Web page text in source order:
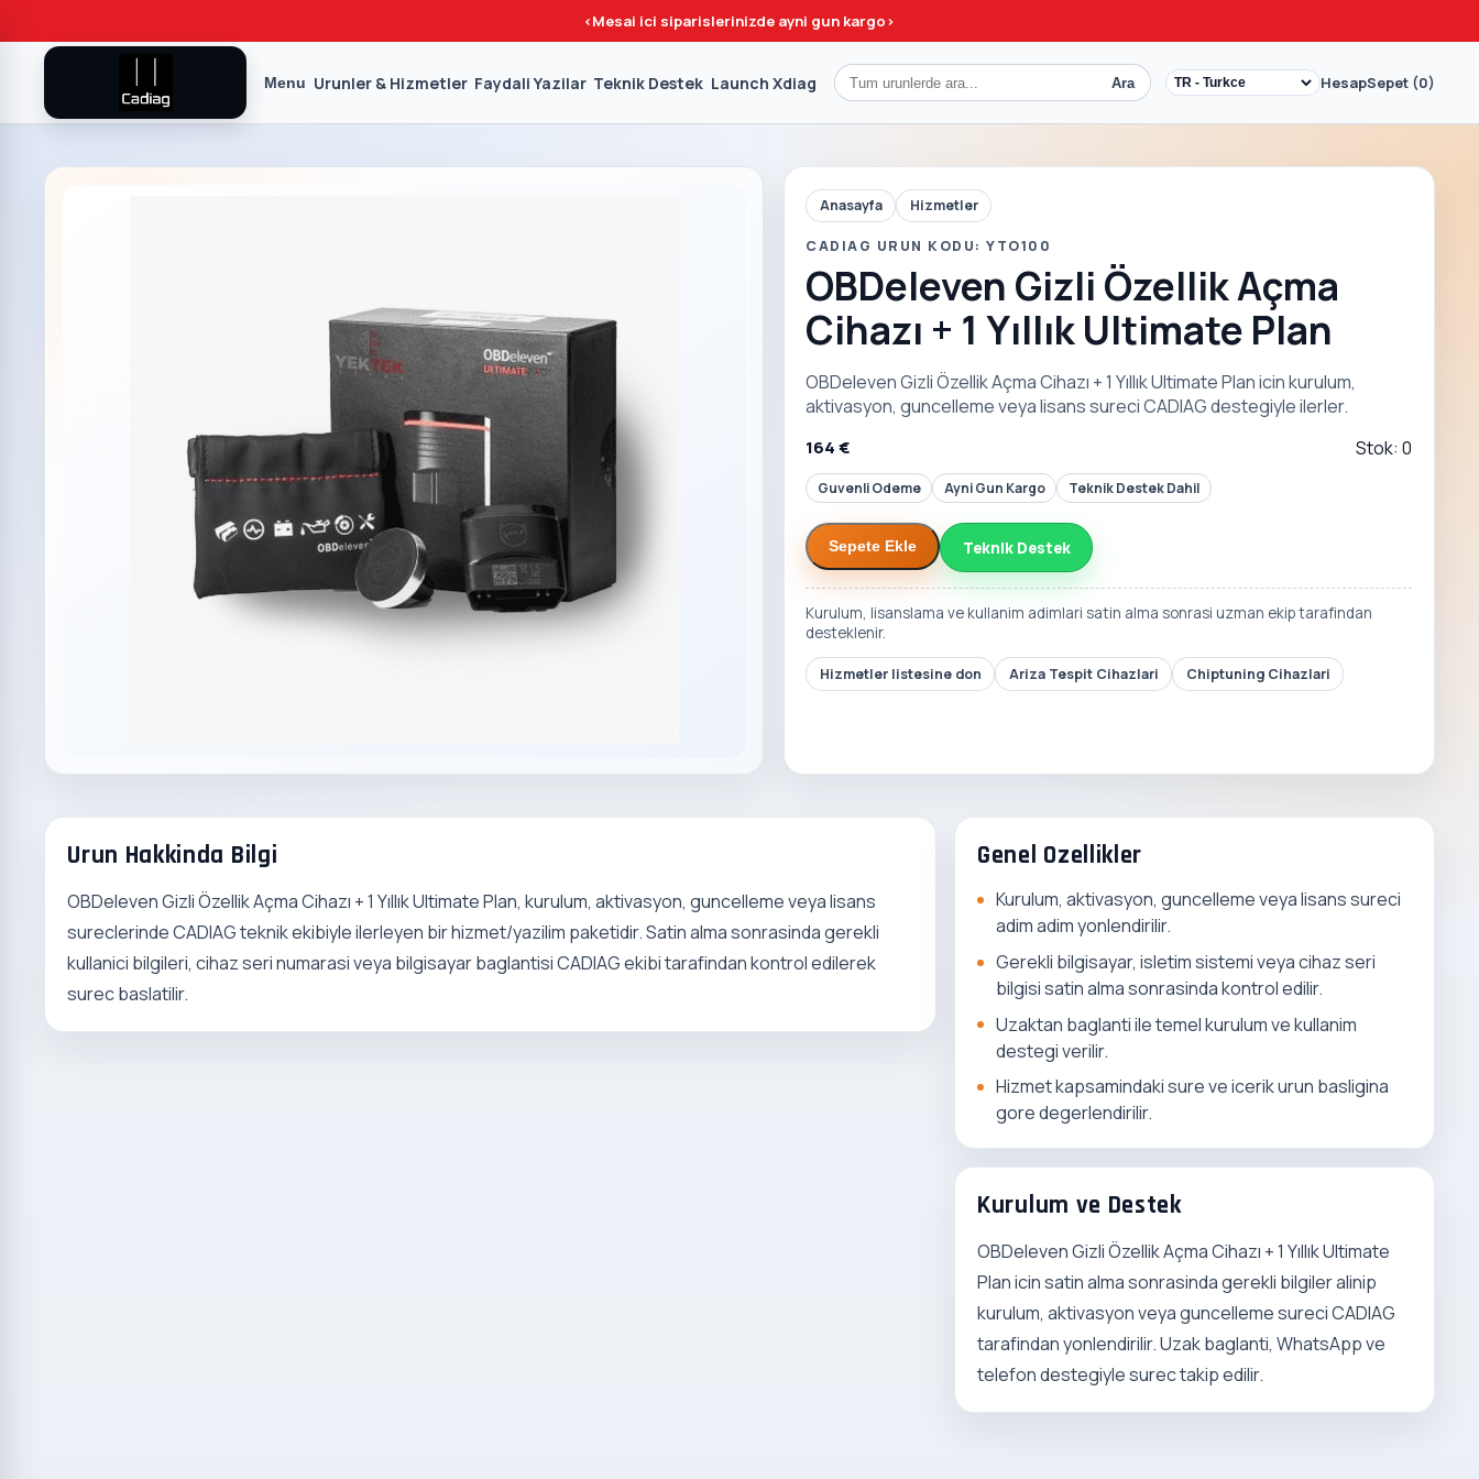
<Mesai ici siparislerinizde ayni gun kargo>
Menu Urunler & Hizmetler Faydali Yazilar Teknik Destek Launch Xdiag Ara HesapSepet (0)
Anasayfa Hizmetler
CADIAG URUN KODU: YTO100
OBDeleven Gizli Özellik Açma
Cihazı + 1 Yıllık Ultimate Plan
OBDeleven Gizli Özellik Açma Cihazı + 1 Yıllık Ultimate Plan icin kurulum,
aktivasyon, guncelleme veya lisans sureci CADIAG destegiyle ilerler.
164 € Stok: 0
Guvenli Odeme Ayni Gun Kargo Teknik Destek Dahil
Sepete Ekle Teknik Destek
Kurulum, lisanslama ve kullanim adimlari satin alma sonrasi uzman ekip tarafindan
desteklenir.
Hizmetler listesine don Ariza Tespit Cihazlari Chiptuning Cihazlari
Urun Hakkinda Bilgi
OBDeleven Gizli Özellik Açma Cihazı + 1 Yıllık Ultimate Plan, kurulum, aktivasyon, guncelleme veya lisans
sureclerinde CADIAG teknik ekibiyle ilerleyen bir hizmet/yazilim paketidir. Satin alma sonrasinda gerekli
kullanici bilgileri, cihaz seri numarasi veya bilgisayar baglantisi CADIAG ekibi tarafindan kontrol edilerek
surec baslatilir.
Genel Ozellikler
Kurulum, aktivasyon, guncelleme veya lisans sureci
adim adim yonlendirilir.
Gerekli bilgisayar, isletim sistemi veya cihaz seri
bilgisi satin alma sonrasinda kontrol edilir.
Uzaktan baglanti ile temel kurulum ve kullanim
destegi verilir.
Hizmet kapsamindaki sure ve icerik urun basligina
gore degerlendirilir.
Kurulum ve Destek
OBDeleven Gizli Özellik Açma Cihazı + 1 Yıllık Ultimate
Plan icin satin alma sonrasinda gerekli bilgiler alinip
kurulum, aktivasyon veya guncelleme sureci CADIAG
tarafindan yonlendirilir. Uzak baglanti, WhatsApp ve
telefon destegiyle surec takip edilir.